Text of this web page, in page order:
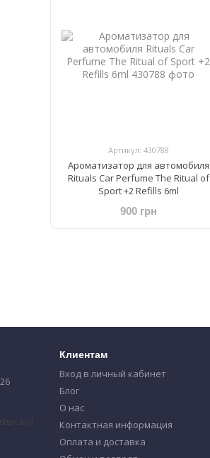
Артикул: 430788
Ароматизатор для автомобиля
Rituals Car Perfume The Ritual of
Sport +2 Refills 6ml
900 грн
Клиентам
Вход в личный кабинет
Блог
О нас
Контактная информация
Оплата и доставка